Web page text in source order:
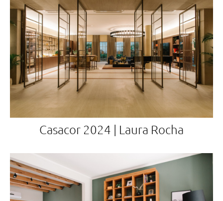
Casacor 2024 | Laura Rocha